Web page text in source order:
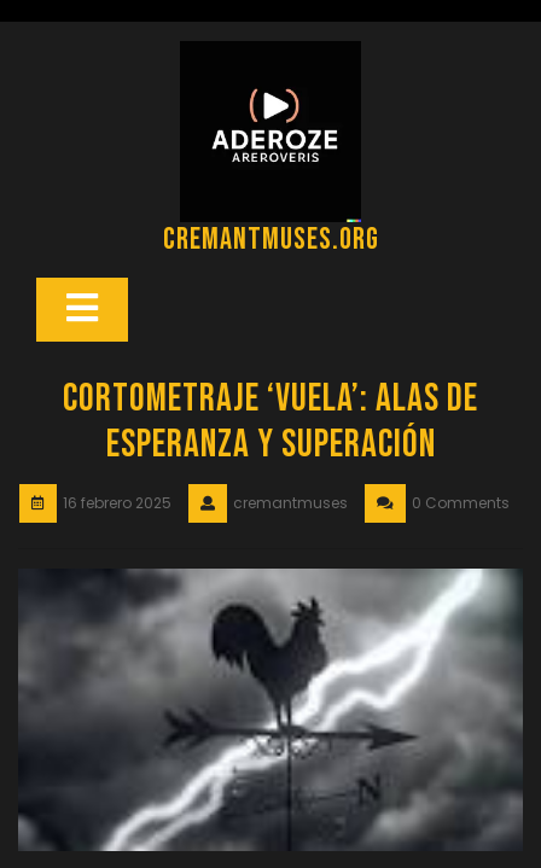
cremantmuses.org
Botón
Cortometraje ‘Vuela’: Alas de
Esperanza y Superación
16 febrero 2025 cremantmuses 0 Comments